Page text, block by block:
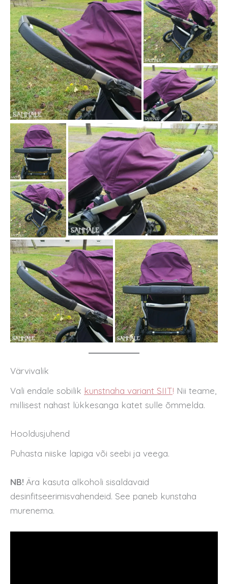
Värvivalik
Vali endale sobilik kunstnaha variant SIIT! Nii teame,
millisest nahast lükkesanga katet sulle õmmelda.
Hooldusjuhend
Puhasta niiske lapiga või seebi ja veega.
NB! Ära kasuta alkoholi sisaldavaid
desinfitseerimisvahendeid. See paneb kunstaha
murenema.